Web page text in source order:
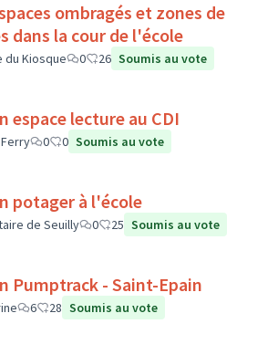
ombragés et zones de
dans la cour de l'école
du Kiosque 0 26 Soumis au vote
espace lecture au CDI
0 0 Soumis au vote
potager à l'école
de Seuilly 0 25 Soumis au vote
Pumptrack - Saint-Epain
6 28 Soumis au vote